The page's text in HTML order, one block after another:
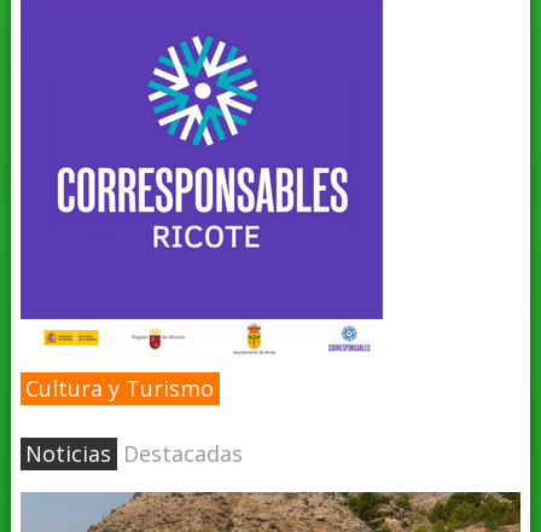
Cultura y Turismo
Noticias Destacadas